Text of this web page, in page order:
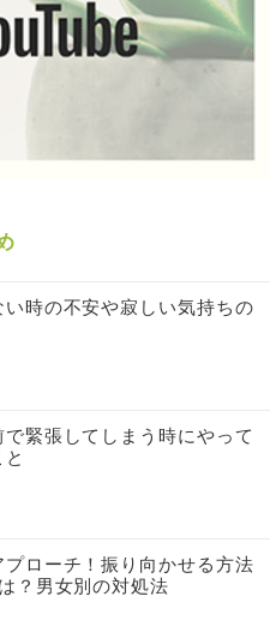
時の不安や寂しい気持ちの
緊張してしまう時にやって
ローチ！振り向かせる方法
？男女別の対処法